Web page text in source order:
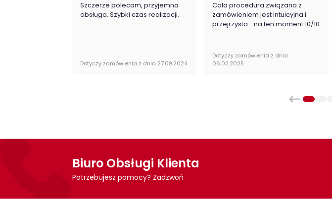
Szczerze polecam, przyjemna
obsługa. Szybki czas realizacji.
Dotyczy zamówienia z dnia 27.09.2024
Cała procedura związana z
zamówieniem jest intuicyjna i
przejrzysta... na ten moment 10/10
Dotyczy zamówienia z dnia
06.02.2025
Biuro Obsługi Klienta
Potrzebujesz pomocy? Zadzwoń